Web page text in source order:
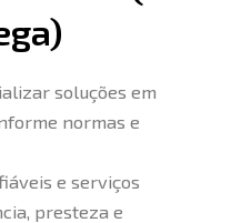
soluções em
normas e
e serviços
presteza e